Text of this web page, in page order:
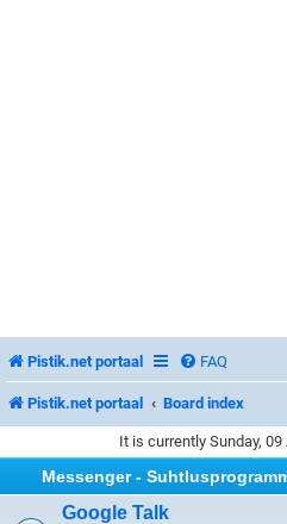
Pistik.net portaal FAQ
Pistik.net portaal Board index
It is currently Sunday,
Messenger -
Google Talk